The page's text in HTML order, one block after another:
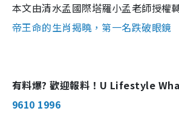
本文由清水孟國際塔羅小孟老師授權
帝王命的生肖揭曉，第一名跌破眼鏡
有料爆? 歡迎報料！U Lifestyle
9610 1996